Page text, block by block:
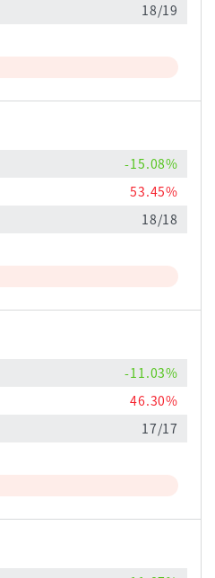
18/19
-15.08%
53.45%
18/18
-11.03%
46.30%
17/17